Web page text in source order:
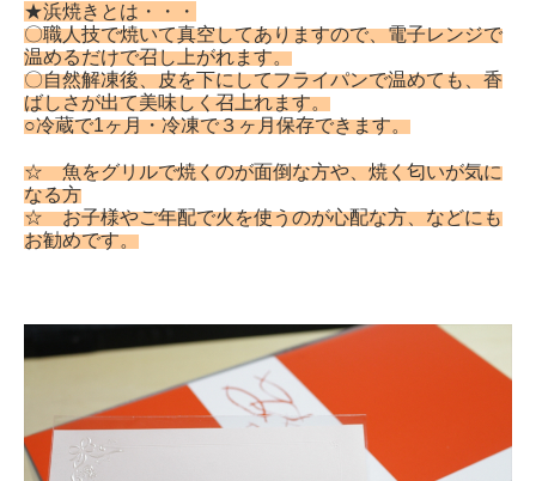
★浜焼きとは・・・
〇職人技で焼いて真空してありますので、電子レンジで
温めるだけで召し上がれます。
〇自然解凍後、皮を下にしてフライパンで温めても、香
ばしさが出て美味しく召上れます。
○冷蔵で1ヶ月・冷凍で３ヶ月保存できます。
☆ 魚をグリルで焼くのが面倒な方や、焼く匂いが気に
なる方
☆ お子様やご年配で火を使うのが心配な方、などにも
お勧めです。